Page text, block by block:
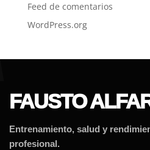
Feed de comentarios
WordPress.org
FAUSTO
Entrenamiento, salud y
profesional.